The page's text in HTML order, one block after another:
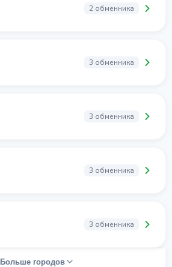
2 обменника
3 обменника
3 обменника
3 обменника
3 обменника
Больше городов